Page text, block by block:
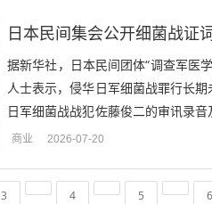
据新华社，日本民间团体“调查军医
人士表示，侵华日军细菌战罪行长
日军细菌战战犯佐藤俊二的审讯录
日军曾有意将沙门氏菌、霍乱弧菌等
商业 2026-07-20
3 4 5 6